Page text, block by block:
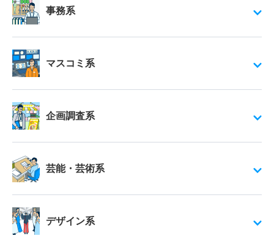
事務系
マスコミ系
企画調査系
芸能・芸術系
デザイン系